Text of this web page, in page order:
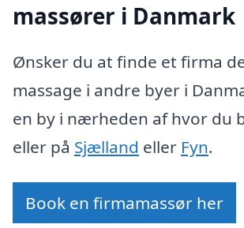
massører i Danmark
Ønsker du at finde et firma
massage i andre byer i
en by i nærheden af hvor du
eller på Sjælland eller Fyn.
Book en firmamassør her